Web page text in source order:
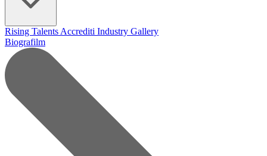
Rising Talents Accrediti Industry Gallery
Biografilm